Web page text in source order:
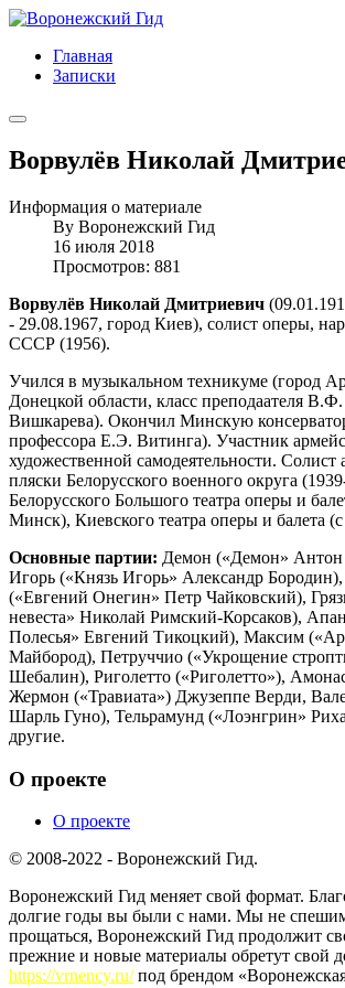
Главная
Записки
Ворвулёв Николай
Информация о материале
By Воронежский Гид
16 июля 2018
Просмотров: 881
Ворвулёв Николай Дмитриевич
- 29.08.1967, город Киев), солист оперы,
СССР (1956).
Учился в музыкальном техникуме (город
Донецкой области, класс преподаателя
Вишкарева). Окончил Минскую
профессора Е.Э. Витинга). Участник
художественной самодеятельности. Солист
пляски Белорусского военного округа
Белорусского Большого театра оперы и
Минск), Киевского театра оперы и балета
Основные партии: Демон («Демон»
Игорь («Князь Игорь» Александр
(«Евгений Онегин» Петр Чайковский),
невеста» Николай Римский-Корсаков),
Полесья» Евгений Тикоцкий), Максим
Майбород), Петруччио («Укрощение
Шебалин), Риголетто («Риголетто»),
Жермон («Травиата») Джузеппе Верди,
Шарль Гуно), Тельрамунд («Лоэнгрин»
другие.
О проекте
О проекте
© 2008-2022 - Воронежский Гид.
Воронежский Гид меняет свой формат.
долгие годы вы были с нами. Мы не
прощаться, Воронежский Гид продолжит
прежние и новые материалы обретут свой
https://vrnency.ru/под брендом